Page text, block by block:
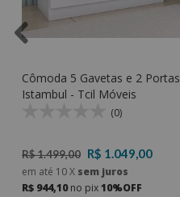
Cômoda 5 Gavetas e 2 Portas
Istambul - Tcil Móveis
(0)
R$ 1.499,00 R$ 1.049,00
em até 10X sem juros
R$ 944,10no pix10%OFF